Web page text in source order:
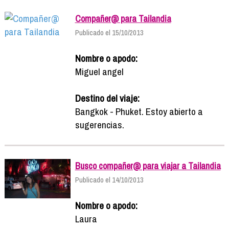
Compañer@ para Tailandia
Publicado el 15/10/2013
Nombre o apodo:
Miguel angel
Destino del viaje:
Bangkok - Phuket. Estoy abierto a
sugerencias.
Busco compañer@ para viajar a Tailandia
Publicado el 14/10/2013
Nombre o apodo:
Laura